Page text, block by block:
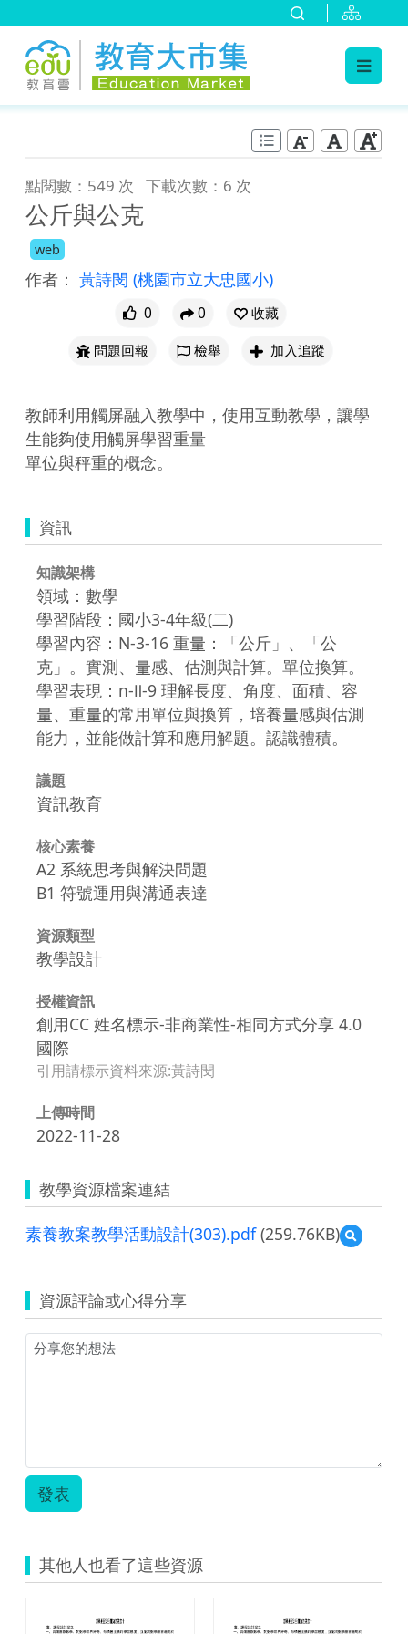
點閱數：549 次 下載次數：6 次
公斤與公克
web
作者： 黃詩閔 (桃園市立大忠國小)
0 0
收藏
問題回報
檢舉 加入追蹤
教師利用觸屏融入教學中，使用互動教學，讓學
生能夠使用觸屏學習重量
單位與秤重的概念。
資訊
知識架構
領域：數學
學習階段：國小3-4年級(二)
學習內容：N-3-16 重量：「公斤」、「公
克」。實測、量感、估測與計算。單位換算。
學習表現：n-Ⅱ-9 理解長度、角度、面積、容
量、重量的常用單位與換算，培養量感與估測
能力，並能做計算和應用解題。認識體積。
議題
資訊教育
核心素養
A2 系統思考與解決問題
B1 符號運用與溝通表達
資源類型
教學設計
授權資訊
創用CC 姓名標示-非商業性-相同方式分享 4.0
國際
引用請標示資料來源:黃詩閔
上傳時間
2022-11-28
教學資源檔案連結
素養教案教學活動設計(303).pdf(259.76KB)
預
覽
案
教
資源評論或心得分享
發表
其他人也看了這些資源